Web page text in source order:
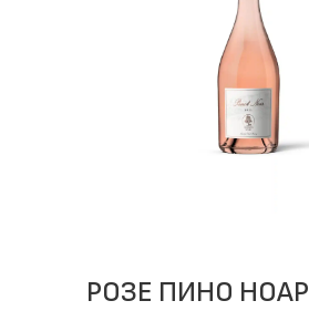
РОЗЕ ПИНО НОАР